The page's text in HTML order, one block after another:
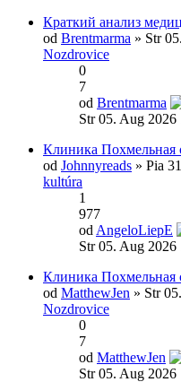
Краткий анализ
od Brentmarma » Str
Nozdrovice
0
7
od Brentmarma
Str 05. Aug 2026
Клиника Похмельная
od Johnnyreads » Pia
kultúra
1
977
od AngeloLiepE
Str 05. Aug 2026
Клиника Похмельная
od MatthewJen » Str
Nozdrovice
0
7
od MatthewJen
Str 05. Aug 2026